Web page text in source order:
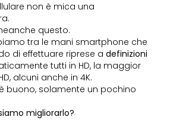
non è mica una
questo.
tra le mani smartphone che
di effettuare riprese a definizioni
tutti in HD, la maggior
alcuni anche in 4K.
buono, solamente un pochino
migliorarlo?